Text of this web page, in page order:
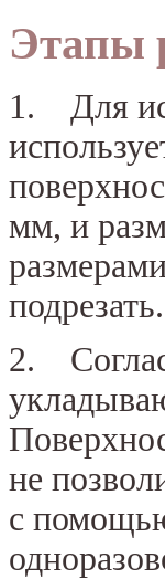
Этапы
1. Для
мм, и
подрезать.
2.
не
с